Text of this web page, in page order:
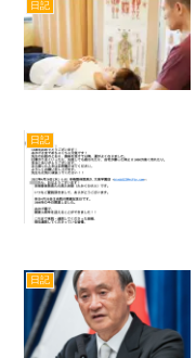
日記
日記
日記